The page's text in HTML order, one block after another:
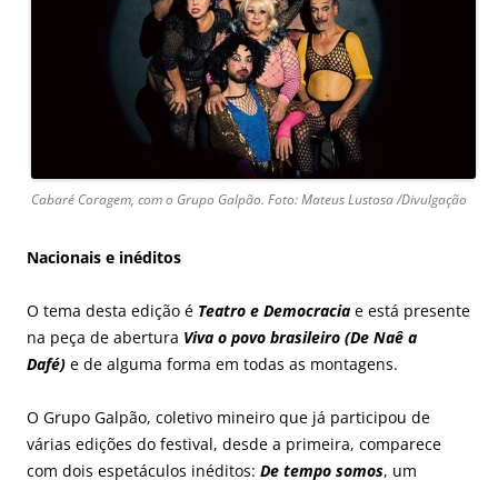
Cabaré Coragem, com o Grupo Galpão. Foto: Mateus Lustosa /Divulgação
Nacionais e inéditos
O tema desta edição é Teatro e Democracia e está presente
na peça de abertura Viva o povo brasileiro (De Naê a
Dafé) e de alguma forma em todas as montagens.
O Grupo Galpão, coletivo mineiro que já participou de
várias edições do festival, desde a primeira, comparece
com dois espetáculos inéditos: De tempo somos, um